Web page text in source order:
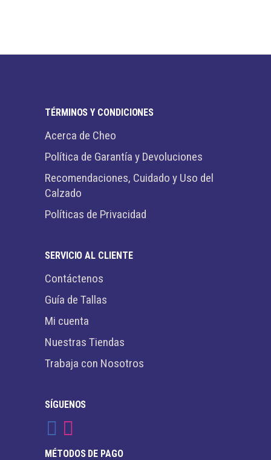
TÉRMINOS Y CONDICIONES
Acerca de Cheo
Política de Garantía y Devoluciones
Recomendaciones, Cuidado y Uso del
Calzado
Políticas de Privacidad
SERVICIO AL CLIENTE
Contáctenos
Guía de Tallas
Mi cuenta
Nuestras Tiendas
Trabaja con Nosotros
SÍGUENOS
MÉTODOS DE PAGO